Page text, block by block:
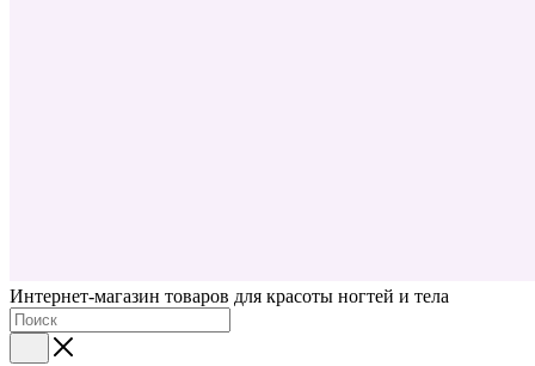
Интернет-магазин товаров для красоты ногтей и тела